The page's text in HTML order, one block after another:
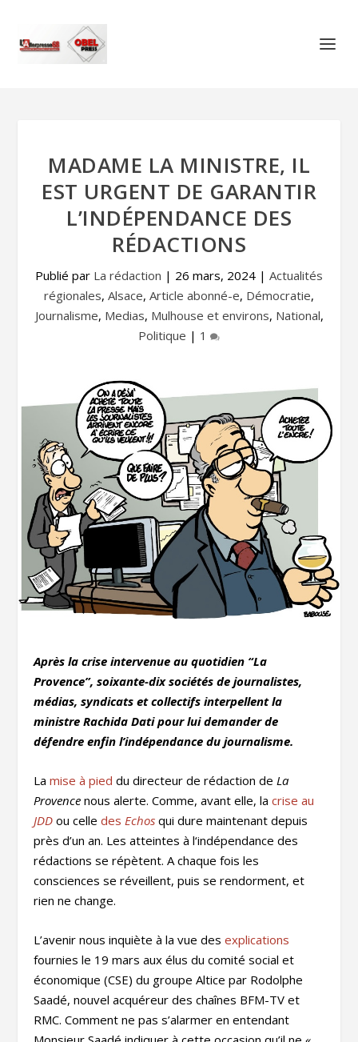
MADAME LA MINISTRE, IL
EST URGENT DE GARANTIR
L’INDÉPENDANCE DES
RÉDACTIONS
Publié par La rédaction | 26 mars, 2024 | Actualités
régionales, Alsace, Article abonné-e, Démocratie,
Journalisme, Medias, Mulhouse et environs, National,
Politique | 1
Après la crise intervenue au quotidien “La
Provence”, soixante-dix sociétés de journalistes,
médias, syndicats et collectifs interpellent la
ministre Rachida Dati pour lui demander de
défendre enfin l’indépendance du journalisme.
Lamise à pied du directeur de rédaction deLa
Provence nous alerte. Comme, avant elle, lacrise au
JDD ou celledesEchos qui dure maintenant depuis
près d’un an. Les atteintes à l‘indépendance des
rédactions se répètent. A chaque fois les
consciences se réveillent, puis se rendorment, et
rien ne change.
L’avenir nous inquiète à la vue desexplications
fournies le 19 mars aux élus du comité social et
économique (CSE) du groupe Altice par Rodolphe
Saadé, nouvel acquéreur des chaînes BFM-TV et
RMC. Comment ne pas s’alarmer en entendant